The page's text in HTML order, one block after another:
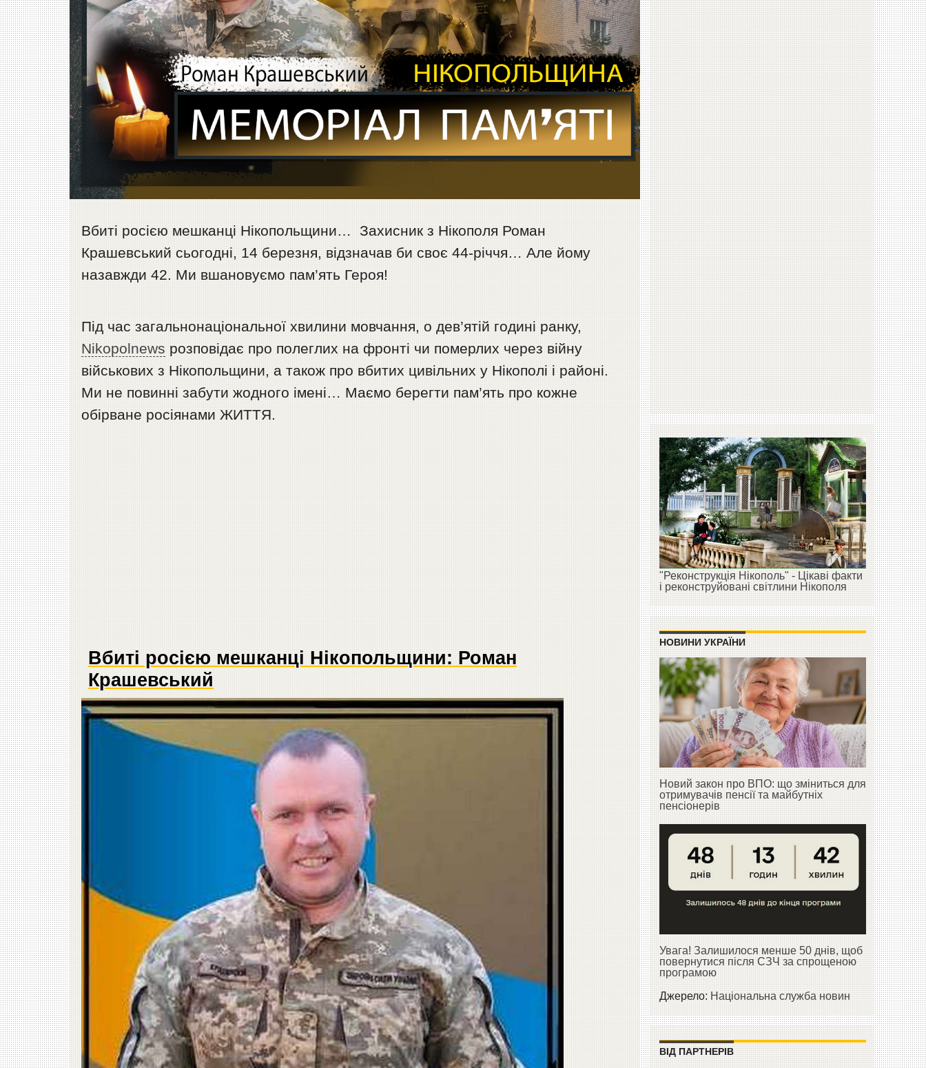
Вбиті росією мешканці Нікопольщини… Захисник з Нікополя Роман
Крашевський сьогодні, 14 березня, відзначав би своє 44-річчя… Але йому
назавжди 42. Ми вшановуємо пам’ять Героя!
Під час загальнонаціональної хвилини мовчання, о дев’ятій годині ранку,
Nikopolnews розповідає про полеглих на фронті чи померлих через війну
військових з Нікопольщини, а також про вбитих цивільних у Нікополі і районі.
Ми не повинні забути жодного імені… Маємо берегти пам’ять про кожне
обірване росіянами ЖИТТЯ.
Вбиті росією мешканці Нікопольщини: Роман
Крашевський
"Реконструкція Нікополь" - Цікаві факти
і реконструйовані світлини Нікополя
НОВИНИ УКРАЇНИ
Новий закон про ВПО: що зміниться для
отримувачів пенсії та майбутніх
пенсіонерів
Увага! Залишилося менше 50 днів, щоб
повернутися після СЗЧ за спрощеною
програмою
Джерело:Національна служба новин
ВІД ПАРТНЕРІВ